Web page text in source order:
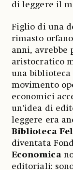
di leggere il
Figlio di una
rimasto
anni, avrebbe
aristocratico
una
movimento
economici
un’idea di
leggere era
Biblioteca
diventata
Economica
editoriali: